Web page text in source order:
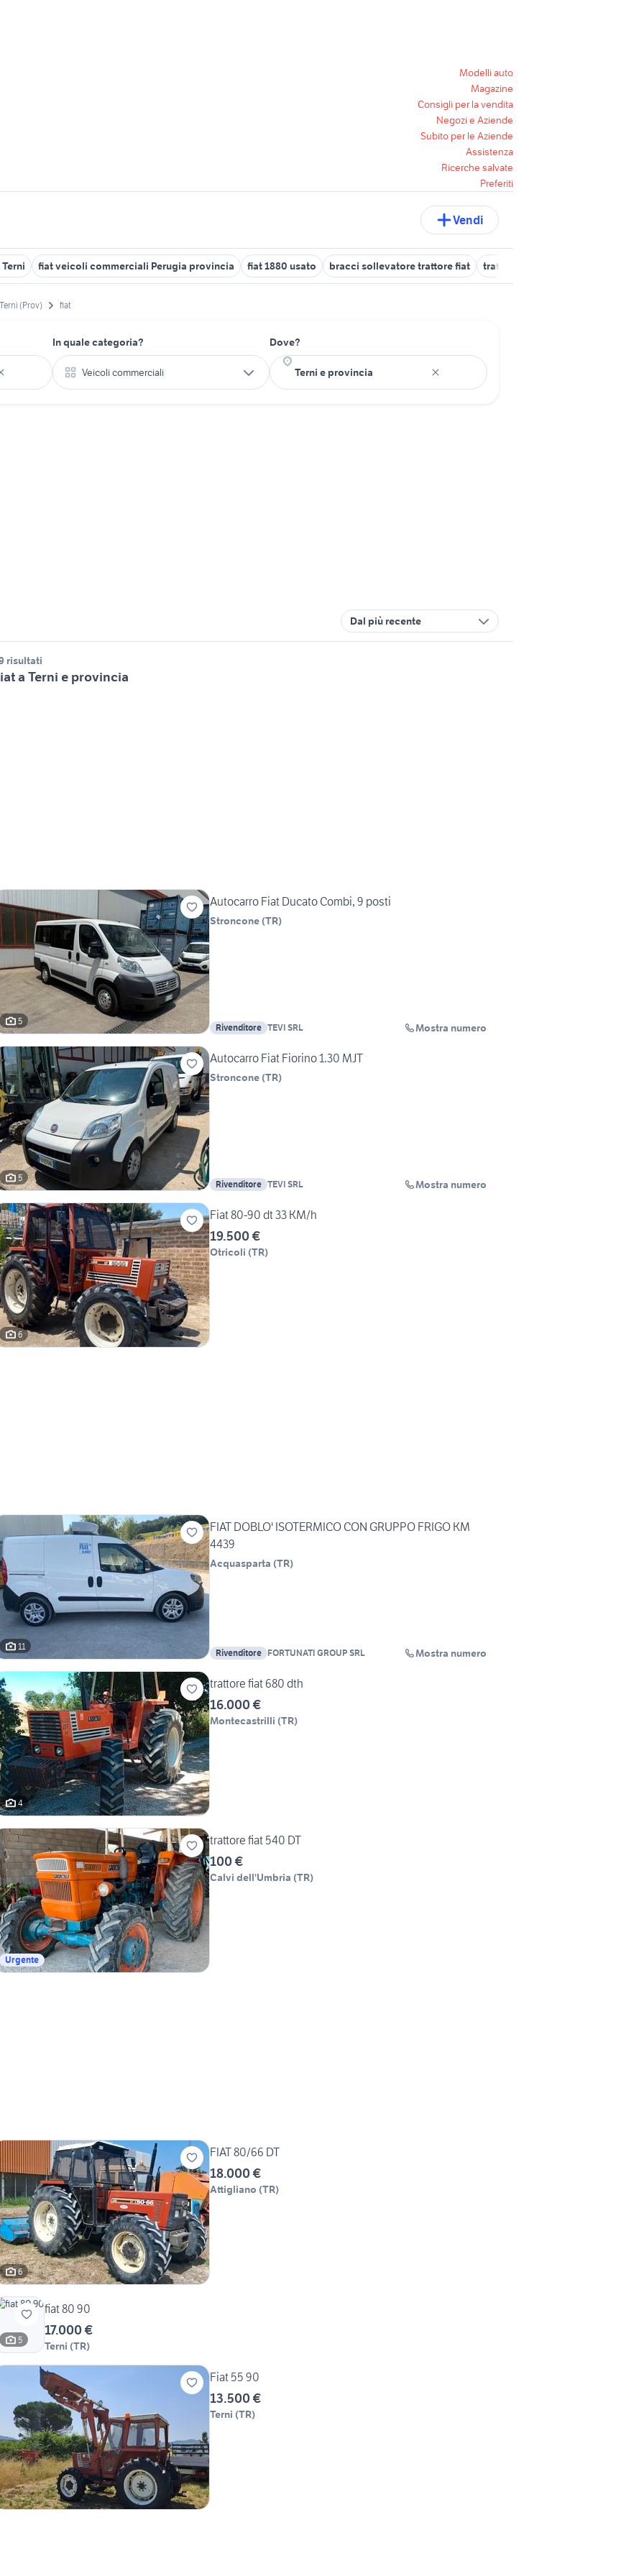
Modelli auto
Magazine
Consigli per la vendita
Negozi e Aziende
Subito per le Aziende
Assistenza
Ricerche salvate
Preferiti
Vendi
fiat veicoli commerciali Perugia provincia fiat 1880 usato bracci sollevatore trattore fiat trattore fiat 600
Terni (Prov) fiat
In quale categoria?
Veicoli commerciali
Dove?
Dal più recente
risultati
a Terni e provincia
5
Autocarro Fiat Ducato Combi, 9 posti
Stroncone (TR)
Rivenditore TEVI SRL Mostra numero
5
Autocarro Fiat Fiorino 1.30 MJT
Stroncone (TR)
Rivenditore TEVI SRL Mostra numero
6
Fiat 80-90 dt 33 KM/h
19.500 €
Otricoli (TR)
11
FIAT DOBLO' ISOTERMICO CON GRUPPO FRIGO KM
4439
Acquasparta (TR)
Rivenditore FORTUNATI GROUP SRL Mostra numero
4
trattore fiat 680 dth
16.000 €
Montecastrilli (TR)
Urgente
trattore fiat 540 DT
100 €
Calvi dell'Umbria (TR)
6
FIAT 80/66 DT
18.000 €
Attigliano (TR)
5
fiat 80 90
17.000 €
Terni (TR)
Fiat 55 90
13.500 €
Terni (TR)